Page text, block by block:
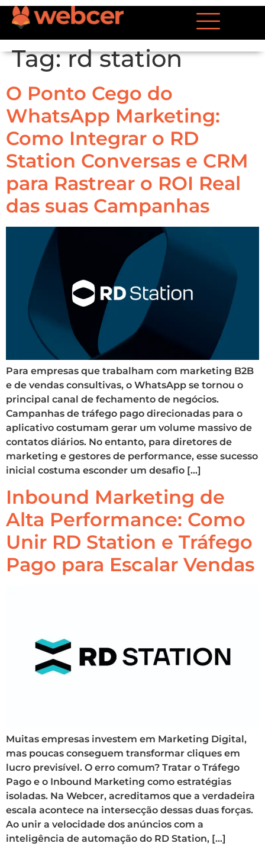
Tag:rd station
O Ponto Cego do
WhatsApp Marketing:
Como Integrar o RD
Station Conversas e CRM
para Rastrear o ROI Real
das suas Campanhas
Para empresas que trabalham com marketing B2B
e de vendas consultivas, o WhatsApp se tornou o
principal canal de fechamento de negócios.
Campanhas de tráfego pago direcionadas para o
aplicativo costumam gerar um volume massivo de
contatos diários. No entanto, para diretores de
marketing e gestores de performance, esse sucesso
inicial costuma esconder um desafio […]
Inbound Marketing de
Alta Performance: Como
Unir RD Station e Tráfego
Pago para Escalar Vendas
Muitas empresas investem em Marketing Digital,
mas poucas conseguem transformar cliques em
lucro previsível. O erro comum? Tratar o Tráfego
Pago e o Inbound Marketing como estratégias
isoladas. Na Webcer, acreditamos que a verdadeira
escala acontece na intersecção dessas duas forças.
Ao unir a velocidade dos anúncios com a
inteligência de automação do RD Station, […]